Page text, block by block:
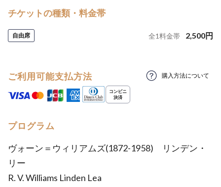
チケットの種類・料金帯
自由席 全1料金帯 2,500円
ご利用可能支払方法 購入方法について
プログラム
ヴォーン＝ウィリアムズ(1872-1958) リンデン・
リー
R. V. Williams Linden Lea